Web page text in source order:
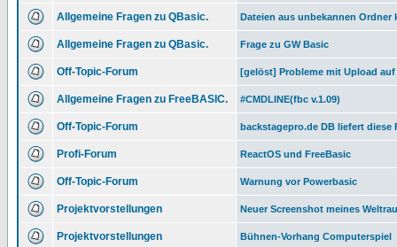
Allgemeine Fragen zu QBasic. Dateien aus unbekannen Ordner
Allgemeine Fragen zu QBasic. Frage zu GW Basic
Off-Topic-Forum [gelöst] Probleme mit Upload
Allgemeine Fragen zu FreeBASIC. #CMDLINE(fbc v.1.09)
Off-Topic-Forum backstagepro.de DB liefert diese
Profi-Forum ReactOS und FreeBasic
Off-Topic-Forum Warnung vor Powerbasic
Projektvorstellungen Neuer Screenshot meines
Projektvorstellungen Bühnen-Vorhang Computerspiel